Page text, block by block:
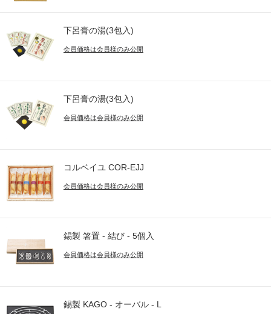
下呂膏の湯(3包入)
会員価格は会員様のみ公開
下呂膏の湯(3包入)
会員価格は会員様のみ公開
コルベイユ COR-EJJ
会員価格は会員様のみ公開
錫製 箸置 - 結び - 5個入
会員価格は会員様のみ公開
錫製 KAGO - オーバル - L